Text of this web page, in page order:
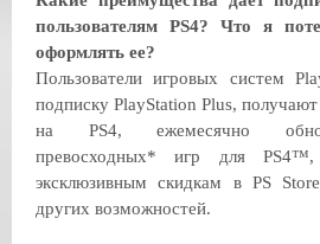
пользователям PS4? Что я
оформлять ее?
Пользователи игровых систем
подписку PlayStation Plus,
на PS4, ежемесячно
превосходных* игр для
эксклюзивным скидкам в PS
других возможностей.